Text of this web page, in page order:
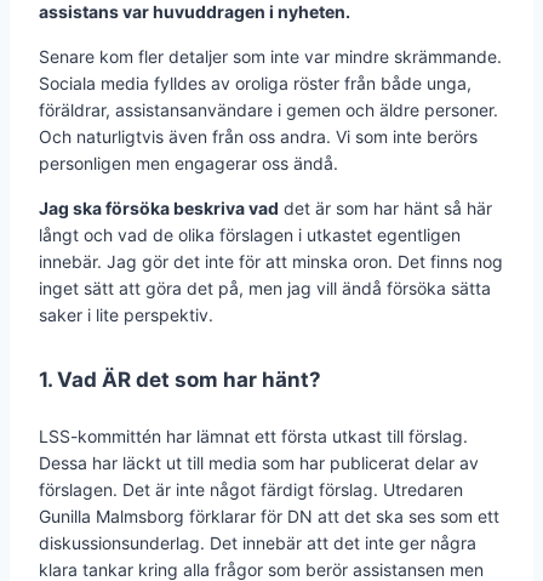
assistans var huvuddragen i nyheten.
Senare kom fler detaljer som inte var mindre skrämmande.
Sociala media fylldes av oroliga röster från både unga,
föräldrar, assistansanvändare i gemen och äldre personer.
Och naturligtvis även från oss andra. Vi som inte berörs
personligen men engagerar oss ändå.
Jag ska försöka beskriva vad det är som har hänt så här
långt och vad de olika förslagen i utkastet egentligen
innebär. Jag gör det inte för att minska oron. Det finns nog
inget sätt att göra det på, men jag vill ändå försöka sätta
saker i lite perspektiv.
1. Vad ÄR det som har hänt?
LSS-kommittén har lämnat ett första utkast till förslag.
Dessa har läckt ut till media som har publicerat delar av
förslagen. Det är inte något färdigt förslag. Utredaren
Gunilla Malmsborg förklarar för DN att det ska ses som ett
diskussionsunderlag. Det innebär att det inte ger några
klara tankar kring alla frågor som berör assistansen men